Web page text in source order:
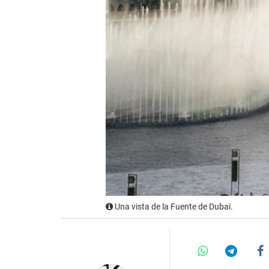
Una vista de la Fuente de Dubai.